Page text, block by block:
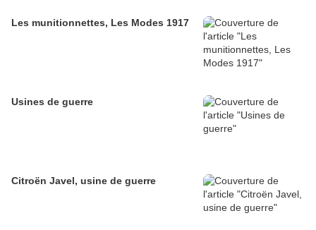
Les munitionnettes, Les Modes 1917
Usines de guerre
Citroën Javel, usine de guerre